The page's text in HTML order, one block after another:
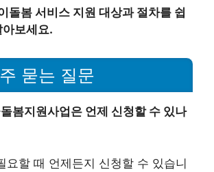
돌봄 서비스 지원 대상과 절차를 쉽
보세요.
묻는 질문
봄지원사업은 언제 신청할 수 있나
요할 때 언제든지 신청할 수 있습니